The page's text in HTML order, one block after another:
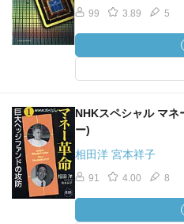
99 3.89 5
NHKスペシャル マネ
ー)
相田洋 宮本祥子
91 4.00 8